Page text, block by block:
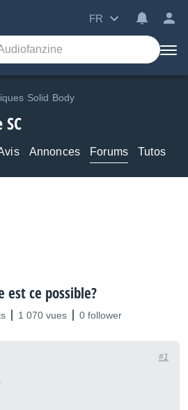
FR
Solid Body
Annonces Forums Tutos
est ce possible?
1 070 vues 0 follower
#1